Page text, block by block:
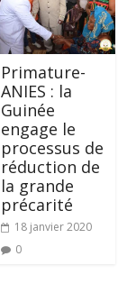
Primature-
ANIES : la
Guinée
engage le
processus de
réduction de
la grande
précarité
18 janvier 2020
0